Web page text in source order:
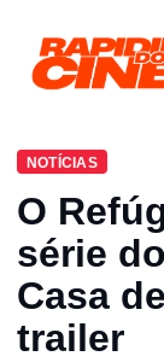
O
série
Casa
trailer
NOTÍCIAS